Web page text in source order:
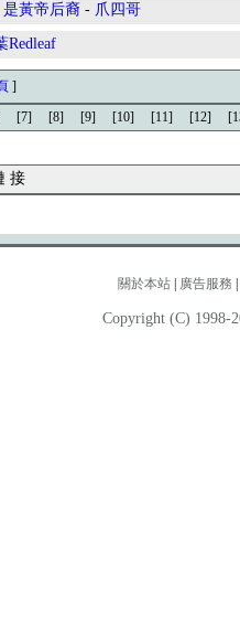
黃帝后裔 - 爪四哥
Redleaf
]
[7] [8] [9] [10] [11] [12]
接
關於本站 廣告服務
Copyright (C) 1998-